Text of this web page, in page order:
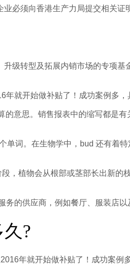
必须向香港生产力局提交相关证
级转型及拓展内销市场的专项
就开始做补贴了！成功案例多，
意思。销售报表中的缩写都是
词。在生物学中，bud 还有着
，植物会从根部或茎部长出新
的供应商，例如餐厅、服装店以
?
年就开始做补贴了！成功案例